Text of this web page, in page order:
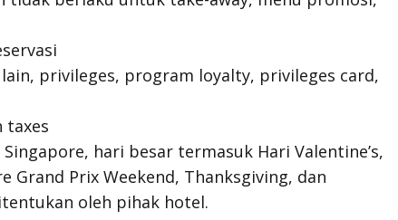
privileges, program loyalty, privileges card,
taxes
hari besar termasuk Hari Valentine’s,
Grand Prix Weekend, Thanksgiving, dan
oleh pihak hotel.